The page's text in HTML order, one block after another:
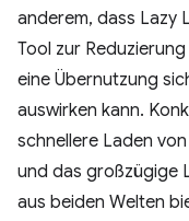
anderem, dass Lazy
Tool zur
eine Übernutzung
auswirken kann.
schnellere Laden
und das großzügige
aus beiden Welten